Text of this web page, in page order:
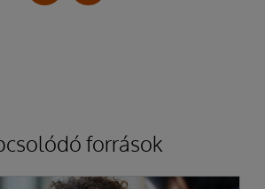
források